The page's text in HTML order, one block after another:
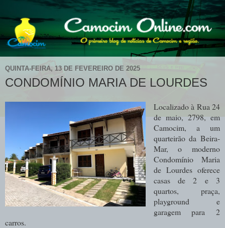
QUINTA-FEIRA, 13 DE FEVEREIRO DE 2025
CONDOMÍNIO MARIA DE LOURDES
Localizado à Rua 24
de maio, 2798, em
Camocim, a um
quarteirão da Beira-
Mar, o moderno
Condomínio Maria
de Lourdes oferece
casas de 2 e 3
quartos, praça,
playground e
garagem para 2
carros.